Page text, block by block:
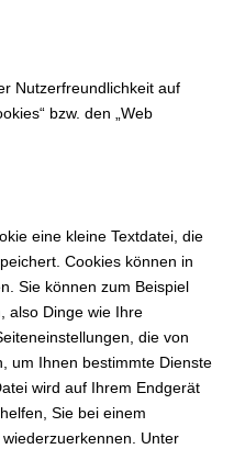
Nutzerfreundlichkeit auf
bzw. den „Web
eine kleine Textdatei, die
Cookies können in
Sie können zum Beispiel
also Dinge wie Ihre
die von
um Ihnen bestimmte Dienste
wird auf Ihrem Endgerät
Sie bei einem
Unter